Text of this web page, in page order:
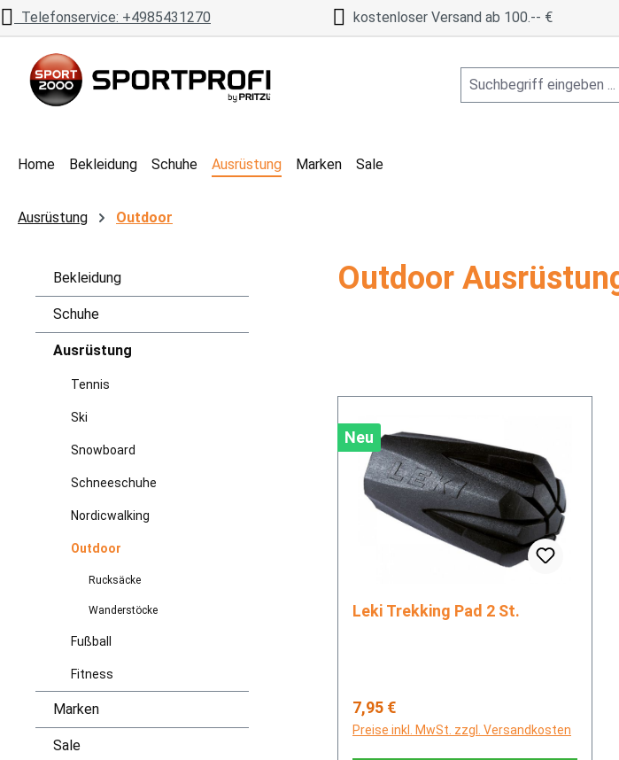
Hauptinhalt springen
Zur Suche springen
Zur Hauptnavigation springen
Telefonservice: +4985431270 kostenloser Versand ab 100.-- €
Home Bekleidung Schuhe Ausrüstung Marken Sale
Ausrüstung Outdoor
Bekleidung
Schuhe
Ausrüstung
Tennis
Ski
Snowboard
Schneeschuhe
Nordicwalking
Outdoor
Rucksäcke
Wanderstöcke
Fußball
Fitness
Marken
Sale
Outdoor
Neu
Leki Trekking Pad 2 St.
Regulärer Preis:
7,95 €
Preise inkl. MwSt. zzgl. Versandkosten